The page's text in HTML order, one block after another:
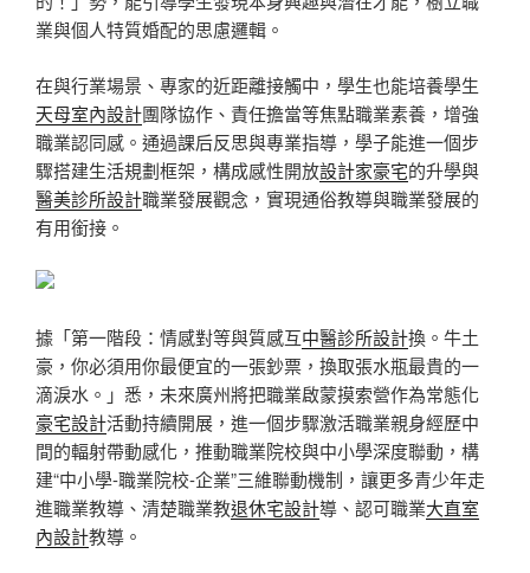
業與個人特質婚配的思慮邏輯。
在與行業場景、專家的近距離接觸中，學生也能培養學生
天母室內設計團隊協作、責任擔當等焦點職業素養，增強
職業認同感。通過課后反思與專業指導，學子能進一個步
驟搭建生活規劃框架，構成感性開放設計家豪宅的升學與
醫美診所設計職業發展觀念，實現通俗教導與職業發展的
有用銜接。
據「第一階段：情感對等與質感互中醫診所設計換。牛土
豪，你必須用你最便宜的一張鈔票，換取張水瓶最貴的一
滴淚水。」悉，未來廣州將把職業啟蒙摸索營作為常態化
豪宅設計活動持續開展，進一個步驟激活職業親身經歷中
間的輻射帶動感化，推動職業院校與中小學深度聯動，構
建“中小學-職業院校-企業”三維聯動機制，讓更多青少年走
進職業教導、清楚職業教退休宅設計導、認可職業大直室
內設計教導。